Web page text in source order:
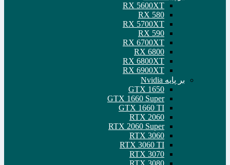
RX 5600XT
RX 580
RX 5700XT
RX 590
RX 6700XT
RX 6800
RX 6800XT
RX 6900XT
بر پایه Nvidia
GTX 1650
GTX 1660 Super
GTX 1660 TI
RTX 2060
RTX 2060 Super
RTX 3060
RTX 3060 TI
RTX 3070
RTX 3080